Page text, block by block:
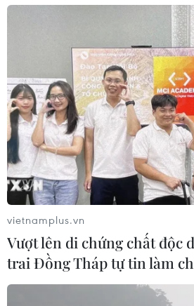
vietnamplus.vn
Vượt lên di chứng chất độc
trai Đồng Tháp tự tin làm